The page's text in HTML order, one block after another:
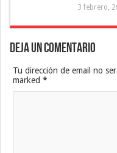
3 febrero,
Deja un Comentario
Tu dirección de email no
marked *